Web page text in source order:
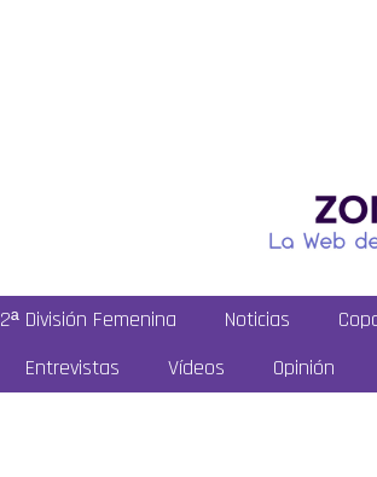
2ª División Femenina Noticias
Entrevistas
Vídeos Opinión